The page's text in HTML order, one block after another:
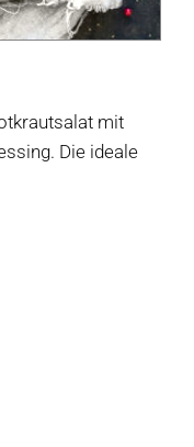
mit
Die ideale